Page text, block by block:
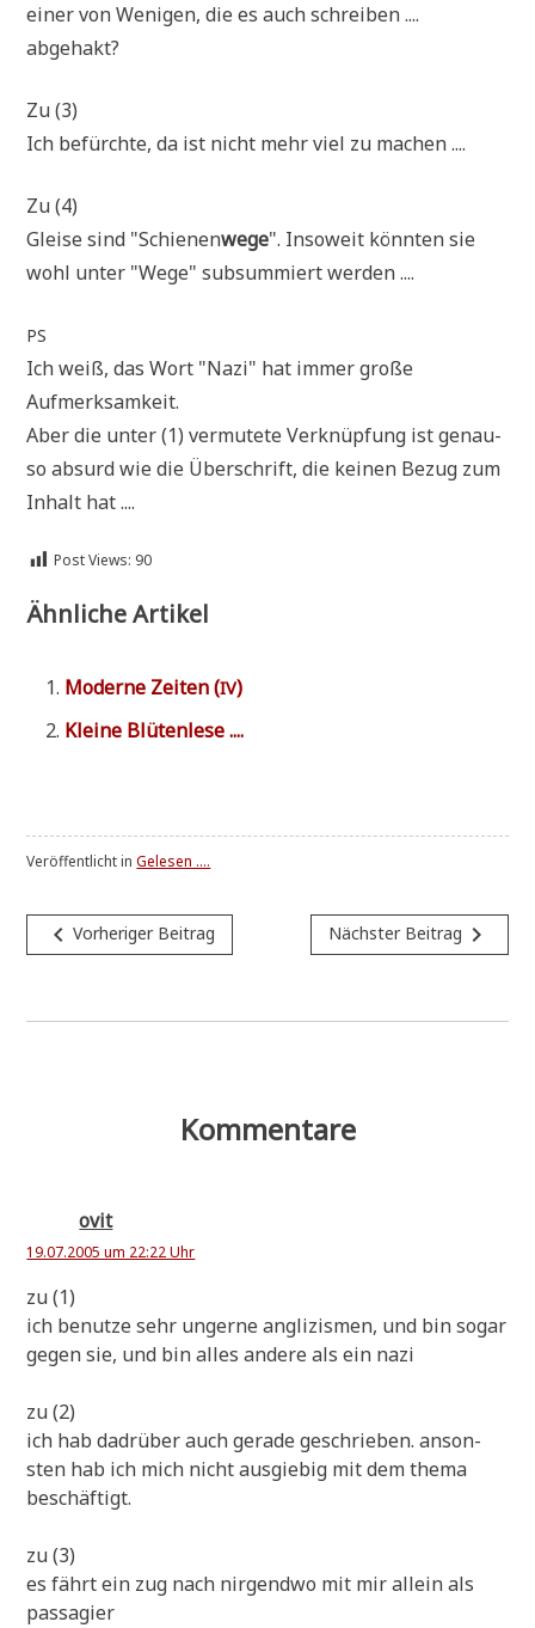
einer von Weni­gen, die es auch schrei­ben ....
abgehakt?
Zu (3)
Ich befürch­te, da ist nicht mehr viel zu machen ....
Zu (4)
Glei­se sind "Schie­nenwege". Inso­weit könn­ten sie
wohl unter "Wege" sub­sum­miert werden ....
PS
Ich weiß, das Wort "Nazi" hat immer gro­ße
Aufmerksamkeit.
Aber die unter (1) ver­mu­te­te Ver­knüp­fung ist genau­
so absurd wie die Über­schrift, die kei­nen Bezug zum
Inhalt hat ....
Post Views: 90
Ähnliche Artikel
Moder­ne Zei­ten (IV)
Klei­ne Blütenlese ....
Veröffentlicht inGelesen ....
Beitragsnavigation
navigate_beforeVorheriger Beitrag Nächster Beitrag navigate_next
Kommentare
ovit
19.07.2005 um 22:22 Uhr
zu (1)
ich benut­ze sehr unger­ne angli­zis­men, und bin sogar
gegen sie, und bin alles ande­re als ein nazi
zu (2)
ich hab dad­rü­ber auch gera­de geschrie­ben. anson­
sten hab ich mich nicht aus­gie­big mit dem the­ma
beschäftigt.
zu (3)
es fährt ein zug nach nir­gend­wo mit mir allein als
passagier